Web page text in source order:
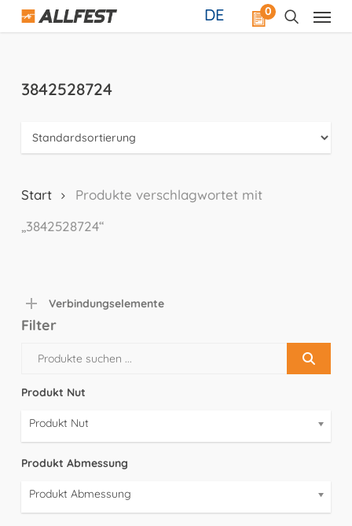
Skip
0
DE
3842528724
Start
Produkte verschlagwortet mit
„3842528724“
Verbindungselemente
Filter
Produkt Nut
Produkt Nut
Produkt Abmessung
Produkt Abmessung